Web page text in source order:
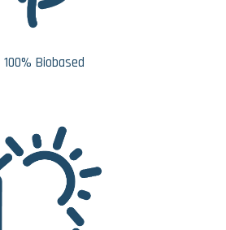
100% Biobased